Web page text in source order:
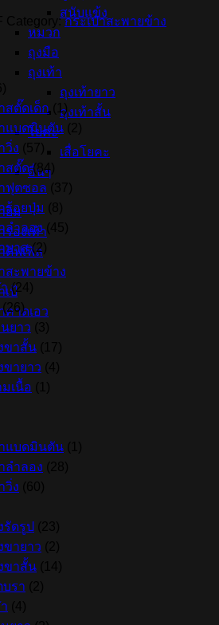
สนับแข้ง
หมวก
ถุงมือ
ถุงเท้า
ถุงเท้ายาว
ถุงเท้าสั้น
โยคะ
เสื่อโยคะ
อื่นๆ
ยิม
รองเท้า
ดัฟเฟิล
สะพายข้าง
เป้
คาดเอว
Category:กระเป๋าสะพายข้าง
สตั๊ดเด็ก
(1)
าแบดมินตัน
วิ่ง
สตั๊ด (84)
ฟุตซอล
ร้อยปุ่ม
ลำลอง
บาส (2)
(24)
(26)
ยาว
ขาสั้น
ขายาว
เนื้อ
าแบดมินตัน
ลำลอง
วิ่ง
รัดรูป
ขายาว
ขาสั้น
รา